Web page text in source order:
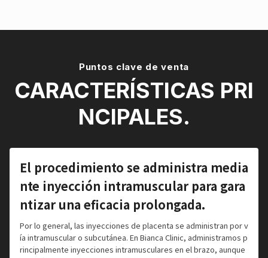
Puntos clave de venta
CARACTERÍSTICAS PRI
NCIPALES.
El procedimiento se administra media
nte inyección intramuscular para gara
ntizar una eficacia prolongada.
Por lo general, las inyecciones de placenta se administran por v
ía intramuscular o subcutánea. En Bianca Clinic, administramos p
rincipalmente inyecciones intramusculares en el brazo, aunque